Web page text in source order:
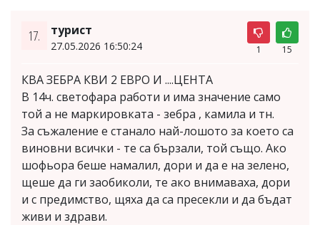
17. турист
27.05.2026 16:50:24 1 15
КВА ЗЕБРА КВИ 2 ЕВРО И ....ЦЕНТА
В 14ч. светофара работи и има значение само
той а не маркировката - зебра , камила и тн.
За съжаление е станало най-лошото за което са
виновни всички - те са бързали, той също. Ако
шофьора беше намалил, дори и да е на зелено,
щеше да ги заобиколи, те ако внимаваха, дори
и с предимство, щяха да са пресекли и да бъдат
живи и здрави.